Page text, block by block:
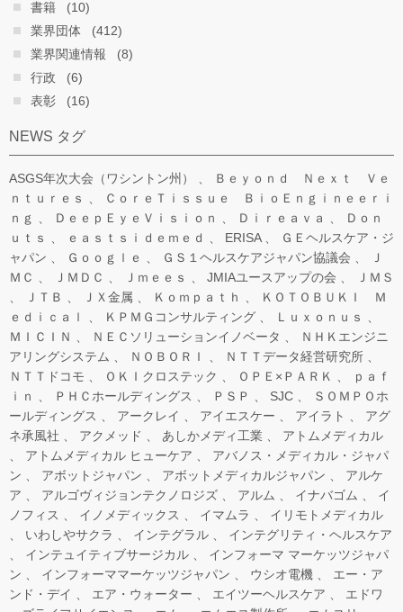
書籍
(10)
業界団体
(412)
業界関連情報
(8)
行政
(6)
表彰
(16)
NEWS タグ
ASGS年次大会（ワシントン州）
Ｂｅｙｏｎｄ Ｎｅｘｔ Ｖｅ
ｎｔｕｒｅｓ
ＣｏｒｅＴｉｓｓｕｅ ＢｉｏＥｎｇｉｎｅｅｒｉ
ｎｇ
ＤｅｅｐＥｙｅＶｉｓｉｏｎ Ｄｉｒｅａｖａ
Ｄｏｎ
ｕｔｓ
ｅａｓｔｓｉｄｅｍｅｄ ERISA
ＧＥヘルスケア・ジ
ャパン
Ｇｏｏｇｌｅ ＧＳ１ヘルスケアジャパン協議会
Ｊ
ＭＣ
ＪＭＤＣ Ｊｍｅｅｓ JMIAユースアップの会
ＪＭＳ
ＪＴＢ
ＪＸ金属 Ｋｏｍｐａｔｈ
ＫＯＴＯＢＵＫＩ Ｍ
ｅｄｉｃａｌ
ＫＰＭＧコンサルティング
Ｌｕｘｏｎｕｓ
ＭＩＣＩＮ
ＮＥＣソリューションイノベータ
ＮＨＫエンジニ
アリングシステム
ＮＯＢＯＲＩ
ＮＴＴデータ経営研究所
ＮＴＴドコモ
ＯＫＩクロステック ＯＰＥ×ＰＡＲＫ
ｐａｆ
ｉｎ
ＰＨＣホールディングス ＰＳＰ SJC
ＳＯＭＰＯホ
ールディングス
アークレイ アイエスケー アイラト
アグ
ネ承風社
アクメッド あしかメディ工業
アトムメディカル
アトムメディカル ヒューケア
アバノス・メディカル・ジャパ
ン
アボットジャパン アボットメディカルジャパン
アルケ
ア
アルゴヴィジョンテクノロジズ アルム イナバゴム
イ
ノフィス
イノメディックス イマムラ
イリモトメディカル
いわしやサクラ
インテグラル
インテグリティ・ヘルスケア
インテュイティブサージカル
インフォーマ マーケッツジャパ
ン
インフォーママーケッツジャパン ウシオ電機
エー・ア
ンド・デイ
エア・ウォーター エイツーヘルスケア
エドワ